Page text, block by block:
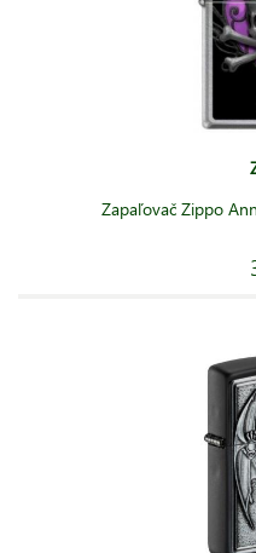
Zapaľovač Zippo